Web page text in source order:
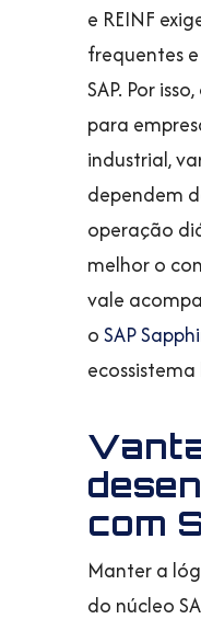
e REINF
frequentes
SAP. Por
para
industrial,
dependem
operação
melhor o
vale
oSAP
com
Manter a
do núcleo